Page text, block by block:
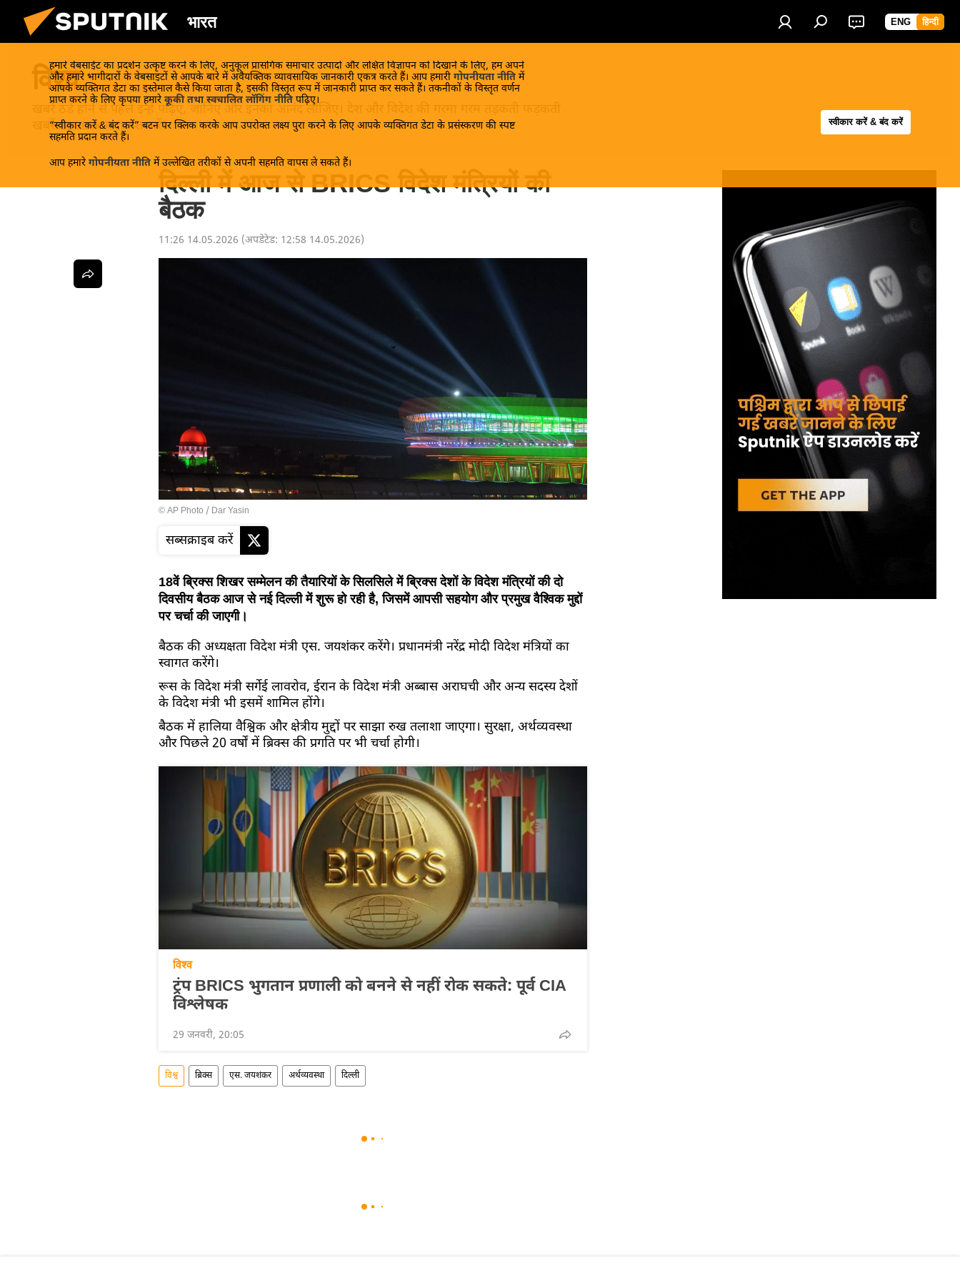
भारत ENG हिन्दी
हमारे वेबसाईट का प्रदर्शन उत्कृष्ट करने के लिए, अनुकूल प्रासंगिक समाचार उत्पादों और लक्षित विज्ञापन को दिखाने के लिए, हम अपने
और हमारे भागीदारों के वेबसाइटों से आपके बारे में अवैयक्तिक व्यावसायिक जानकारी एकत्र करते हैं। आप हमारी गोपनीयता नीति में
आपके व्यक्तिगत डेटा का इस्तेमाल कैसे किया जाता है, इसकी विस्तृत रूप में जानकारी प्राप्त कर सकते हैं। तकनीकों के विस्तृत वर्णन
प्राप्त करने के लिए कृपया हमारे कूकी तथा स्वचालित लॉगिंग नीति पढ़िए।
“स्वीकार करें & बंद करें” बटन पर क्लिक करके आप उपरोक्त लक्ष्य पुरा करने के लिए आपके व्यक्तिगत डेटा के प्रसंस्करण की स्पष्ट
सहमति प्रदान करते हैं।
आप हमारे गोपनीयता नीति में उल्लेखित तरीकों से अपनी सहमति वापस ले सकते हैं।
स्वीकार करें & बंद करें
विश्व
खबरें ठंडे होने से पहले इन्हें पढ़िए, जानिए और इनका आनंद लीजिए। देश और विदेश की गरमा गरम तड़कती फड़कती
खबरें Sputnik पर प्राप्त करें!
दिल्ली में आज से BRICS विदेश मंत्रियों की
बैठक
11:26 14.05.2026 (अपडेटेड: 12:58 14.05.2026)
© AP Photo / Dar Yasin
सब्सक्राइब करें
18वें ब्रिक्स शिखर सम्मेलन की तैयारियों के सिलसिले में ब्रिक्स देशों के विदेश मंत्रियों की दो
दिवसीय बैठक आज से नई दिल्ली में शुरू हो रही है, जिसमें आपसी सहयोग और प्रमुख वैश्विक मुद्दों
पर चर्चा की जाएगी।
बैठक की अध्यक्षता विदेश मंत्री एस. जयशंकर करेंगे। प्रधानमंत्री नरेंद्र मोदी विदेश मंत्रियों का
स्वागत करेंगे।
रूस के विदेश मंत्री सर्गेई लावरोव, ईरान के विदेश मंत्री अब्बास अराघची और अन्य सदस्य देशों
के विदेश मंत्री भी इसमें शामिल होंगे।
बैठक में हालिया वैश्विक और क्षेत्रीय मुद्दों पर साझा रुख तलाशा जाएगा। सुरक्षा, अर्थव्यवस्था
और पिछले 20 वर्षों में ब्रिक्स की प्रगति पर भी चर्चा होगी।
विश्व
ट्रंप BRICS भुगतान प्रणाली को बनने से नहीं रोक सकते: पूर्व CIA
विश्लेषक
29 जनवरी, 20:05
विश्व ब्रिक्स एस. जयशंकर अर्थव्यवस्था दिल्ली